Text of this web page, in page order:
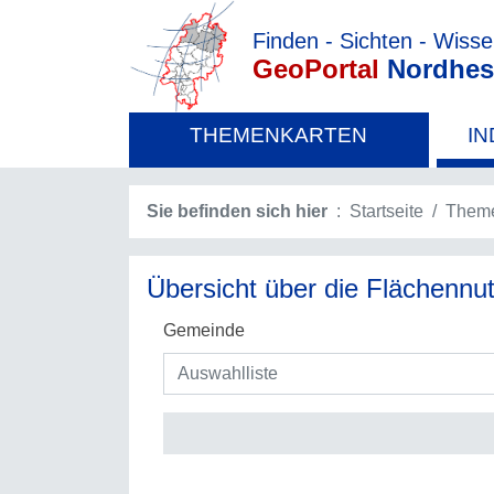
Finden - Sichten -
GeoPortal
THEMENKARTEN
Sie befinden sich hier Startseite
Übersicht über die
Gemeinde